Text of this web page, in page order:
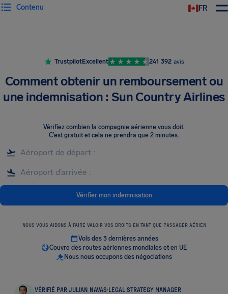
FR
Contenu
TrustpilotExcellent 241 392 avis
Comment obtenir un remboursement ou
une indemnisation : Sun Country Airlines
Vérifiez combien la compagnie aérienne vous doit.
C’est gratuit et cela ne prendra que 2 minutes.
Vérifier mon indemnisation
NOUS VOUS AIDONS À FAIRE VALOIR VOS DROITS EN TANT QUE PASSAGER AÉRIEN
Vols des 3 dernières années
Couvre des routes aériennes mondiales et en UE
Nous nous occupons des négociations
VÉRIFIÉ PAR JULIAN NAVAS·LEGAL STRATEGY MANAGER